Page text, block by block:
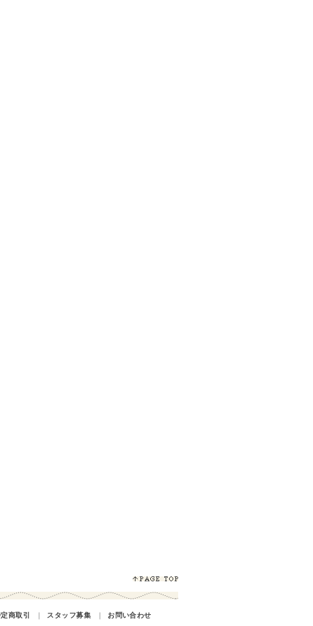
商取引 ｜ スタッフ募集 ｜ お問い合わせ